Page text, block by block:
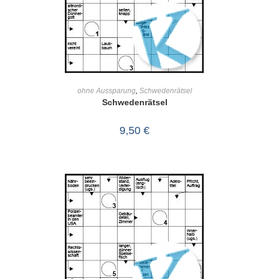
ohne Aussparung, Schwedenrätsel
Schwedenrätsel
9,50 €